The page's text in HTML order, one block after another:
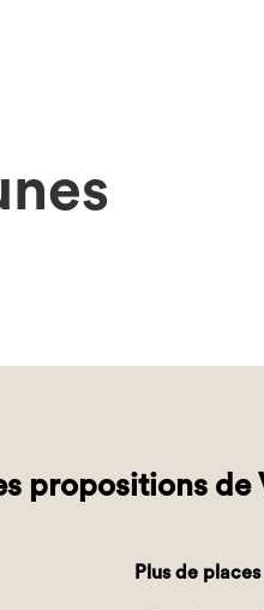
propositions
Plus de